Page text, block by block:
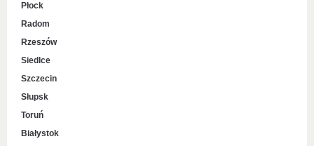
Płock
Radom
Rzeszów
Siedlce
Szczecin
Słupsk
Toruń
Białystok